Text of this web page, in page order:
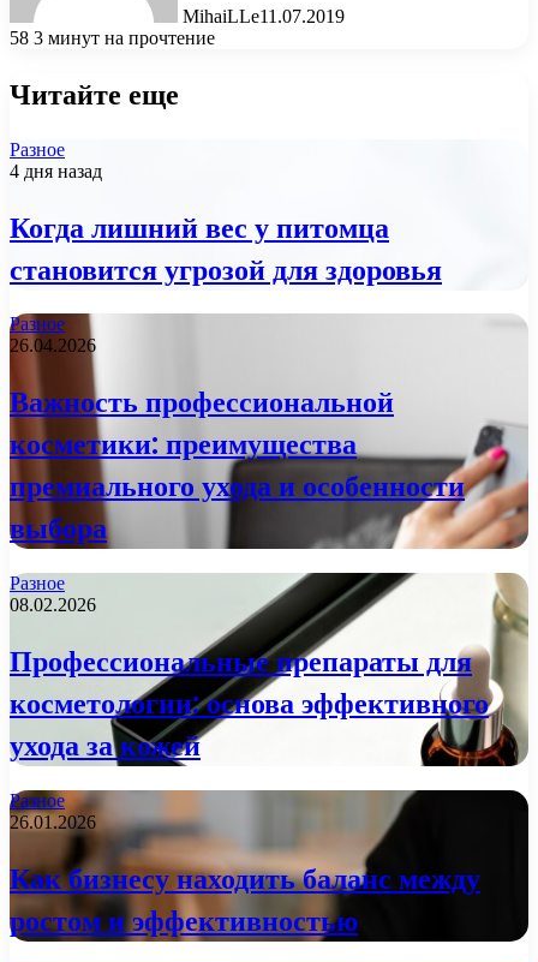
MihaiLLe11.07.2019
58 3 минут на прочтение
Читайте еще
Разное
4 дня назад
Когда лишний вес у питомца
становится угрозой для здоровья
Разное
26.04.2026
Важность профессиональной
косметики: преимущества
премиального ухода и особенности
выбора
Разное
08.02.2026
Профессиональные препараты для
косметологии: основа эффективного
ухода за кожей
Разное
26.01.2026
Как бизнесу находить баланс между
ростом и эффективностью